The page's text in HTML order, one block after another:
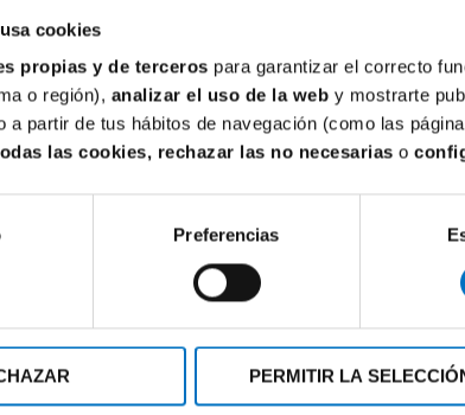
cookies
propias y de terceros para garantizar el correcto
o región), analizar el uso de la web y mostrarte
a partir de tus hábitos de navegación (como las
las cookies, rechazar las no necesarias o
Preferencias
PERMITIR LA
Focenza Encaje 146-Rojo
€ 8,71 €
Tanga
5,90 €